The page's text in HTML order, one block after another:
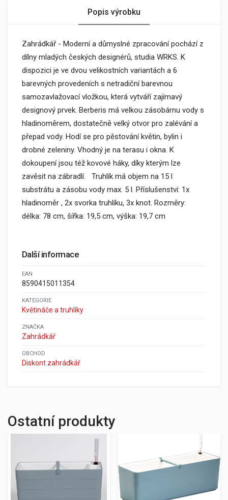
Popis výrobku
Zahrádkář - Moderní a důmyslné zpracování pochází z
dílny mladých českých designérů, studia WRKS. K
dispozici je ve dvou velikostních variantách a 6
barevných provedeních s netradiční barevnou
samozavlažovací vložkou, která vytváří zajímavý
designový prvek. Berberis má velkou zásobárnu vody s
hladinoměrem, dostatečně velký otvor pro zalévání a
přepad vody. Hodí se pro pěstování květin, bylin i
drobné zeleniny. Vhodný je na terasu i okna. K
dokoupení jsou též kovové háky, díky kterým lze
zavěsit na zábradlí. Truhlík má objem na 15 l
substrátu a zásobu vody max. 5 l. Příslušenství: 1x
hladinoměr , 2x svorka truhlíku, 3x knot. Rozměry:
délka: 78 cm, šířka: 19,5 cm, výška: 19,7 cm
Další informace
EAN
8590415011354
KATEGORIE
Květináče a truhlíky
ZNAČKA
Zahrádkář
OBCHOD
Diskont zahrádkář
Ostatní produkty